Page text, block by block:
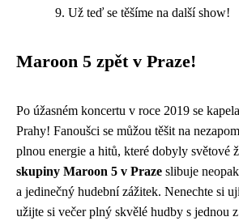
Už teď se těšíme na další show!
Maroon 5 zpět v Praze!
Po úžasném koncertu v roce 2019 se kapela
Prahy! Fanoušci se můžou těšit na
plnou energie a hitů, které dobyly světové
skupiny Maroon 5 v Praze slibuje
a jedinečný hudební zážitek. Nenechte si
užijte si večer plný skvělé hudby s jednou